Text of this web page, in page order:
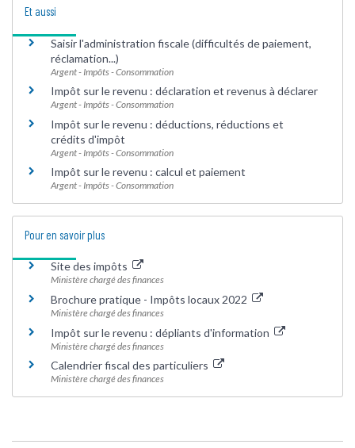
Et aussi
Saisir l'administration fiscale (difficultés de paiement,
réclamation...)
Argent - Impôts - Consommation
Impôt sur le revenu : déclaration et revenus à déclarer
Argent - Impôts - Consommation
Impôt sur le revenu : déductions, réductions et
crédits d'impôt
Argent - Impôts - Consommation
Impôt sur le revenu : calcul et paiement
Argent - Impôts - Consommation
Pour en savoir plus
Site des impôts
Ministère chargé des finances
Brochure pratique - Impôts locaux 2022
Ministère chargé des finances
Impôt sur le revenu : dépliants d'information
Ministère chargé des finances
Calendrier fiscal des particuliers
Ministère chargé des finances